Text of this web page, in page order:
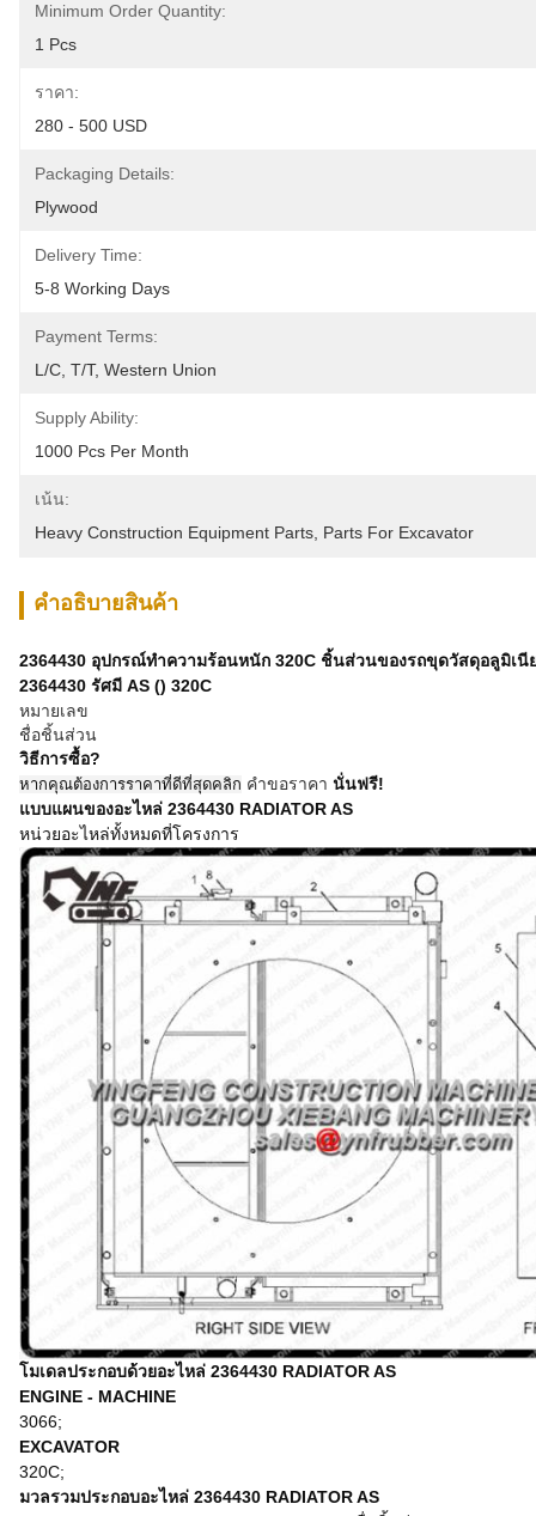
Minimum Order Quantity:
1 Pcs
ราคา:
280 - 500 USD
Packaging Details:
Plywood
Delivery Time:
5-8 Working Days
Payment Terms:
L/C, T/T, Western Union
Supply Ability:
1000 Pcs Per Month
เน้น:
Heavy Construction Equipment Parts Parts For Excavator
คําอธิบายสินค้า
2364430 อุปกรณ์ทำความร้อนหนัก 320C ชิ้นส่วนของรถขุดวัสดุอลูมิเนี
2364430 รัศมี AS () 320C
หมายเลข
ชื่อชิ้นส่วน
วิธีการซื้อ?
หากคุณต้องการราคาที่ดีที่สุดคลิก คำขอราคา นั่นฟรี!
แบบแผนของอะไหล่ 2364430 RADIATOR AS
หน่วยอะไหล่ทั้งหมดที่โครงการ
โมเดลประกอบด้วยอะไหล่ 2364430 RADIATOR AS
ENGINE - MACHINE
3066;
EXCAVATOR
320C;
มวลรวมประกอบอะไหล่ 2364430 RADIATOR AS